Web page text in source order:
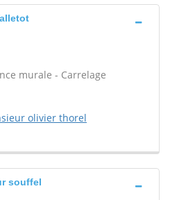
murale - Carrelage
olivier thorel
souffel